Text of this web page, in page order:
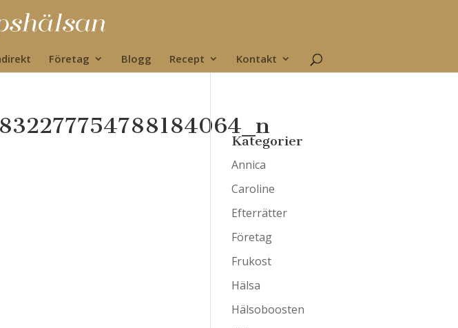
Företag Blogg Recept Kontakt
Kategorier
Annica
Caroline
Efterrätter
Företag
Frukost
Hälsa
Hälsoboosten